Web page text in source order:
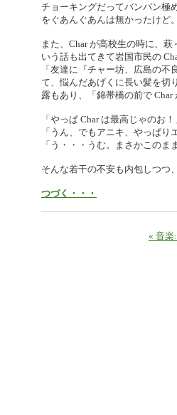
チョーキングだってバンバン極
をぐあんぐあんは無かったけど。
また、Char が高校生の時に、
いう話も出てきて岩国市民の
「友達に『チャー坊、広島の
て、悩んだあげくに長い髪を切
露もあり、「錦帯橋の前で Char
「やっぱ Char は最高じゃのお！
「うん、でもアニキ、やっぱり
「う・・・うむ。まさかこの
そんな若干の不安も内包しつつ
つづく・・・
« 音楽